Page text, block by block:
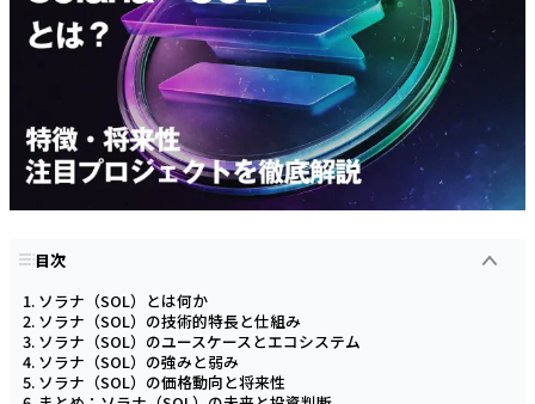
目次
ソラナ（SOL）とは何か
ソラナ（SOL）の技術的特長と仕組み
ソラナ（SOL）のユースケースとエコシステム
ソラナ（SOL）の強みと弱み
ソラナ（SOL）の価格動向と将来性